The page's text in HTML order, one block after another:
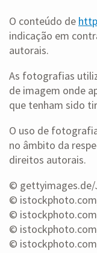
O conteúdo de
indicação em
autorais.
As fotografias
de imagem onde
que tenham sido
O uso de
no âmbito da
direitos autorais.
© gettyimages.de/
©
©
©
©